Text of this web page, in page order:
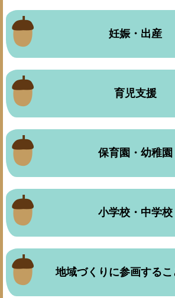
妊娠・出産
育児支援
保育園・幼稚園
小学校・中学校
地域づくりに参画する